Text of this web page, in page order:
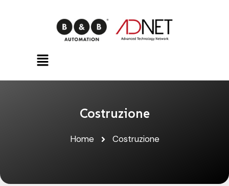
Costruzione
Home Costruzione